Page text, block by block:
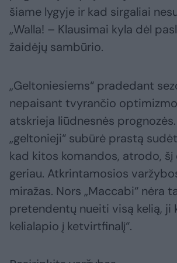
šiame lygyje ir kad sirgaliai
„Walla! – Klausimai kyla dėl
žaidėjų sambūrio.
„Geltoniesiems“ pradedant
nepaisant tvyrančio
atskrieja liūdnesnės
„geltonieji“ subūrė prastą
kad kitos komandos, atrodo,
geriau. Atkrintamosios
miražas. Nors „Maccabi“ nėra
pretendentų nueiti visą kelią, ji
kelialapio į ketvirtfinalį“.